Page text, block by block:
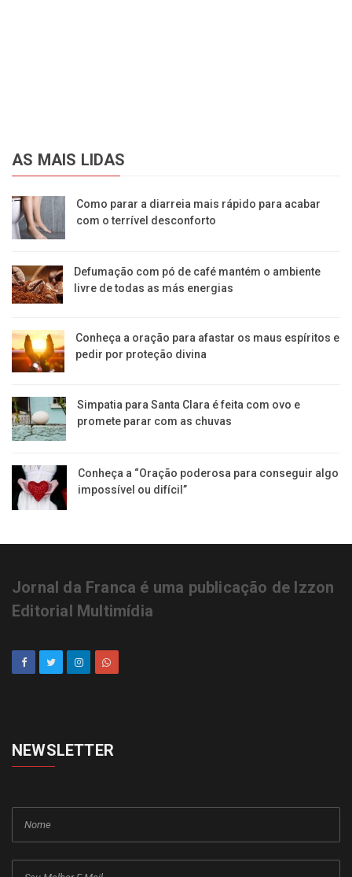
AS MAIS LIDAS
Como parar a diarreia mais rápido para acabar
com o terrível desconforto
Defumação com pó de café mantém o ambiente
livre de todas as más energias
Conheça a oração para afastar os maus espíritos e
pedir por proteção divina
Simpatia para Santa Clara é feita com ovo e
promete parar com as chuvas
Conheça a “Oração poderosa para conseguir algo
impossível ou difícil”
Jornal da Franca é uma publicação de Izzon
Editorial Multimídia
NEWSLETTER